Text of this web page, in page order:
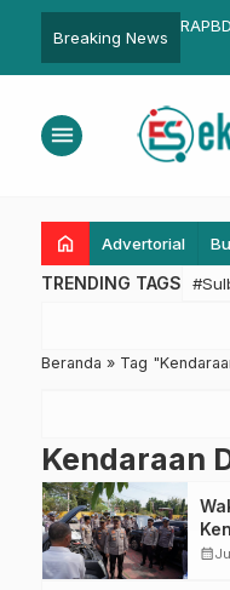
Breaking News
Koperindag Sulbar
Takaran Palsu
menu
home Advertorial
TRENDING TAGS
Beranda » Tag
Kendaraan
calendar_month